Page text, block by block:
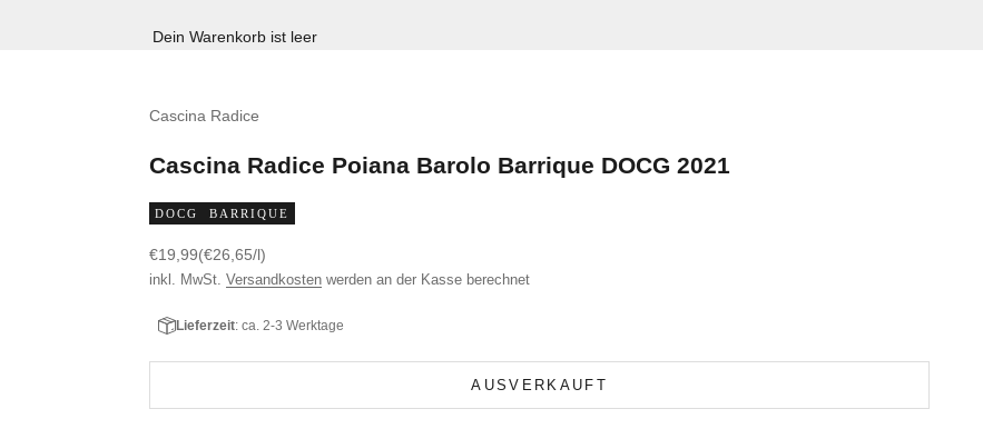
Dein Warenkorb ist leer
Cascina Radice
Cascina Radice Poiana Barolo Barrique DOCG 2021
DOCG BARRIQUE
Angebot
€19,99(€26,65/l)
inkl. MwSt.Versandkosten werden an der Kasse berechnet
Lieferzeit: ca. 2-3 Werktage
AUSVERKAUFT